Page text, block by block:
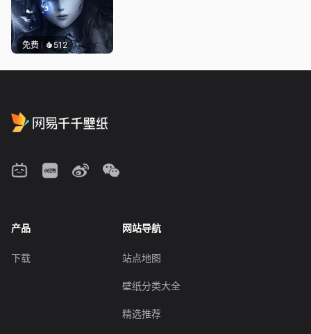
免费 512
产品
下载
网站导航
站点地图
壁纸分类大全
精选推荐